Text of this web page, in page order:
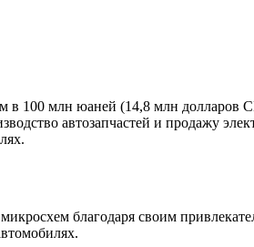
в 100 млн юаней (14,8 млн
автозапчастей и продажу
благодаря своим